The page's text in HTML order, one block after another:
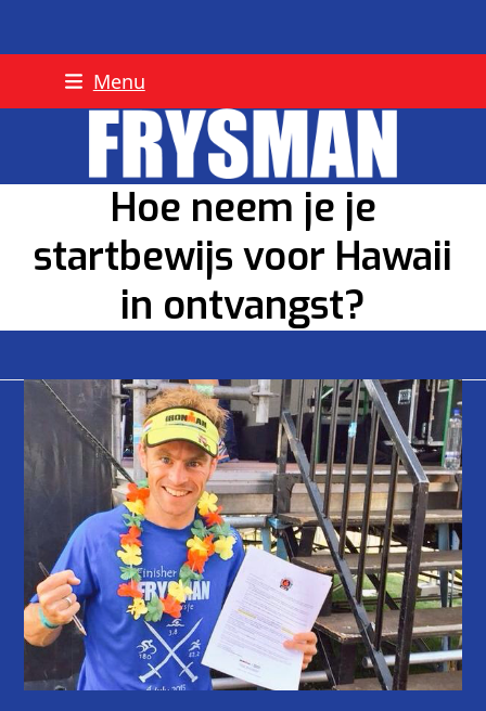
Menu
Hoe neem je je
startbewijs voor Hawaii
in ontvangst?